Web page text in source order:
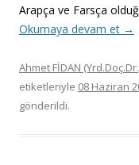
Arapça ve Farsça
Okumaya devam et →
Ahmet FİDAN
etiketleriyle 08 Haziran
gönderildi.